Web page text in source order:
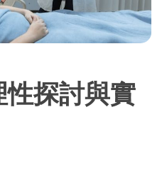
探討與實